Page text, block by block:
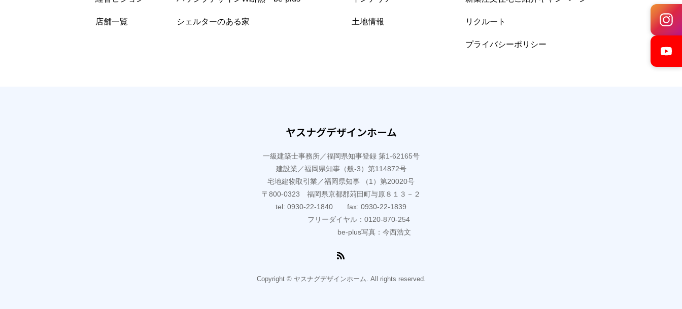
店舗一覧 シェルターのある家 土地情報 リクルート
プライバシーポリシー
ヤスナグデザインホーム
一級建築士事務所／福岡県知事登録 第1-62165号
建設業／福岡県知事（般-3）第114872号
宅地建物取引業／福岡県知事 （1）第20020号
〒800-0323 福岡県京都郡苅田町与原８１３－２
tel: 0930-22-1840 fax: 0930-22-1839
フリーダイヤル：0120-870-254
be-plus写真：今西浩文
Copyright © ヤスナグデザインホーム. All rights reserved.